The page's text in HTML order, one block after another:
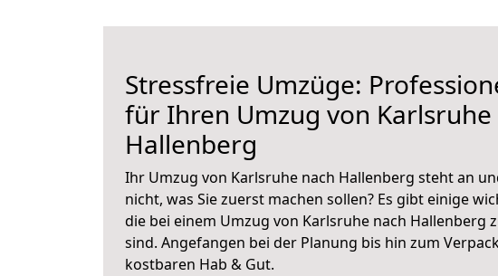
Stressfreie Umzüge:
für Ihren Umzug von Karlsruhe
Hallenberg
Ihr Umzug von Karlsruhe nach Hallenberg steht an
nicht, was Sie zuerst machen sollen? Es gibt einige
die bei einem Umzug von Karlsruhe nach Hallenberg
sind. Angefangen bei der Planung bis hin zum
kostbaren Hab & Gut.